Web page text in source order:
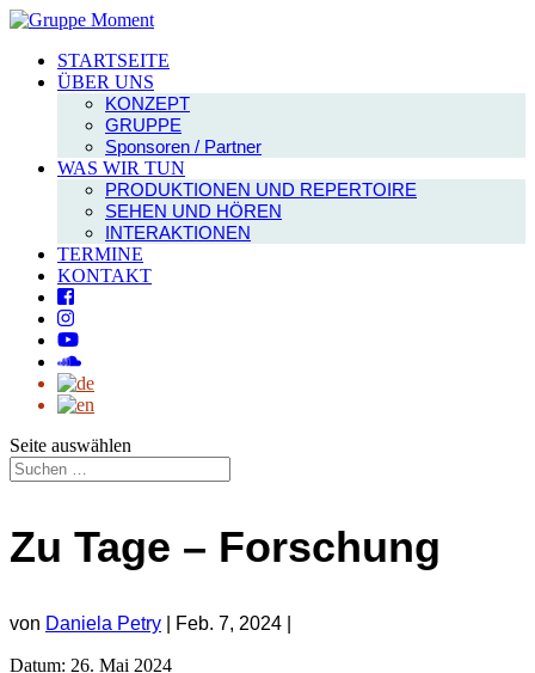
STARTSEITE
ÜBER UNS
KONZEPT
GRUPPE
Sponsoren / Partner
WAS WIR TUN
PRODUKTIONEN UND REPERTOIRE
SEHEN UND HÖREN
INTERAKTIONEN
TERMINE
KONTAKT
Seite auswählen
Zu Tage – Forschung
von Daniela Petry Feb. 7, 2024
Datum: 26. Mai 2024